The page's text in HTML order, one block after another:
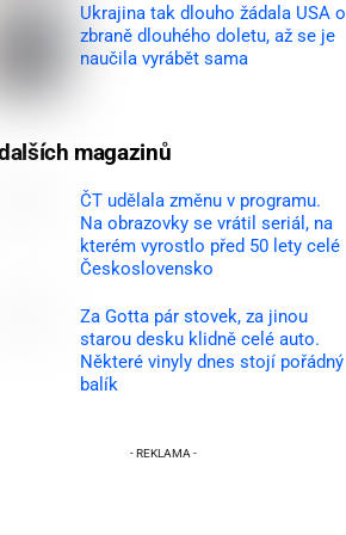
Ukrajina tak dlouho žádala USA o
zbraně dlouhého doletu, až se je
naučila vyrábět sama
magazinů
ČT udělala změnu v programu.
Na obrazovky se vrátil seriál, na
kterém vyrostlo před 50 lety celé
Československo
Za Gotta pár stovek, za jinou
starou desku klidně celé auto.
Některé vinyly dnes stojí pořádný
balík